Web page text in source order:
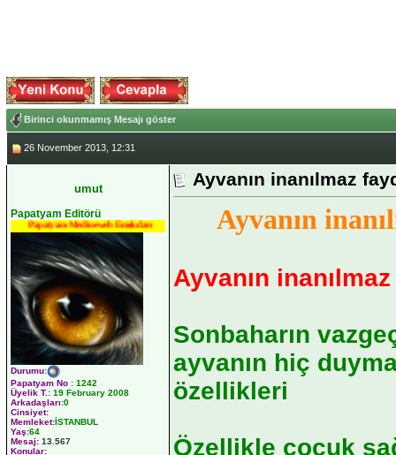
Birinci okunmamış Mesajı göster
26 November 2013, 12:31
umut
Papatyam Editörü
Papatyam Medineweb Emekdarı
Durumu:
Papatyam No : 1242
Üyelik T.: 19 February 2008
Arkadaşları:0
Cinsiyet:
Memleket:İSTANBUL
Yaş:64
Mesaj: 13.567
Konular:
Ayvanın inanılmaz
Ayvanın
Ayvanın
Sonbaharın
ayvanın hiç
özellikleri
Özellikle çocuk